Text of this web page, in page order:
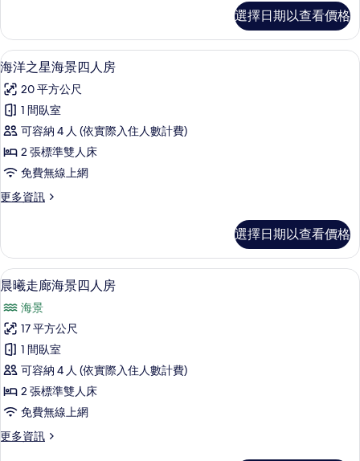
人
房
的
所
有
相
片
之
城
海
四
人
房
的
詳
情
選擇日期以查看價格
顯
示
海
洋
之
星
景
人
房
的
所
有
相
片
4
海洋之星海景四人房
20 平方公尺
1 間臥室
可容納 4 人 (依實際入住人數計費)
2 張標準雙人床
免費無線上網
更多資訊
更
之
星
海
四
人
房
的
詳
情
選擇日期以查看價格
顯
晨
曦
走
廊
海
四
晨曦走廊海景四人房 | 書桌、遮光布/
4
晨曦走廊海景四人房
海景
17 平方公尺
1 間臥室
可容納 4 人 (依實際入住人數計費)
2 張標準雙人床
免費無線上網
更多資訊
更